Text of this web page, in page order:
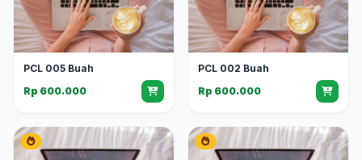
PCL 005 Buah
Rp 600.000
PCL 002 Buah
Rp 600.000